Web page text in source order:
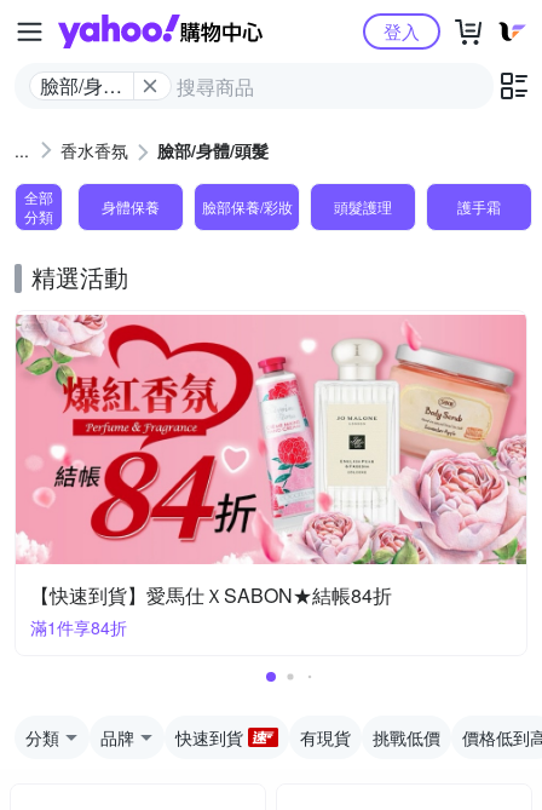
Yahoo購物中心
臉部/身體/
登入
香水香氛 臉部/身體/頭髮
全部
分類
身體保養 臉部保養/彩妝 頭髮護理 護手霜
精選活動
【快速到貨】愛馬仕ＸSABON★結帳84折
滿1件享84折
分類 品牌 快速到貨 有現貨 挑戰低價 價格低到